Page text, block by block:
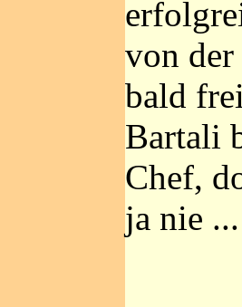
von
bald
Bartali
Chef,
ja nie ...